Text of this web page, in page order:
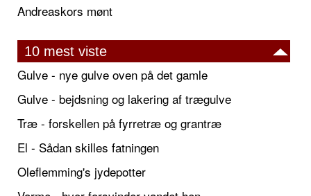
Andreaskors mønt
10 mest viste
Gulve - nye gulve oven på det gamle
Gulve - bejdsning og lakering af trægulve
Træ - forskellen på fyrretræ og grantræ
El - Sådan skilles fatningen
Oleflemming's jydepotter